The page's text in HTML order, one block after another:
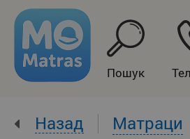
Пошук
Назад Матраци